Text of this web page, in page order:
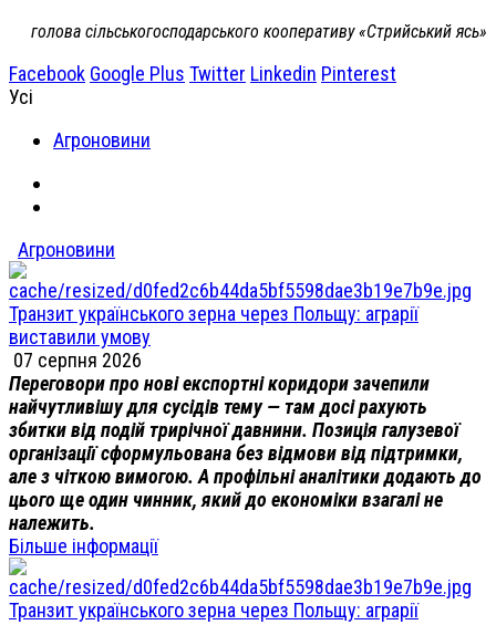
голова сільськогосподарського кооперативу «Стрийський ясь»
Facebook Google Plus Twitter Linkedin Pinterest
Усі
Агроновини
Агроновини
Транзит українського зерна через Польщу: аграрії
виставили умову
07 серпня 2026
Переговори про нові експортні коридори зачепили
найчутливішу для сусідів тему — там досі рахують
збитки від подій трирічної давнини. Позиція галузевої
організації сформульована без відмови від підтримки,
але з чіткою вимогою. А профільні аналітики додають до
цього ще один чинник, який до економіки взагалі не
належить.
Більше інформації
Транзит українського зерна через Польщу: аграрії